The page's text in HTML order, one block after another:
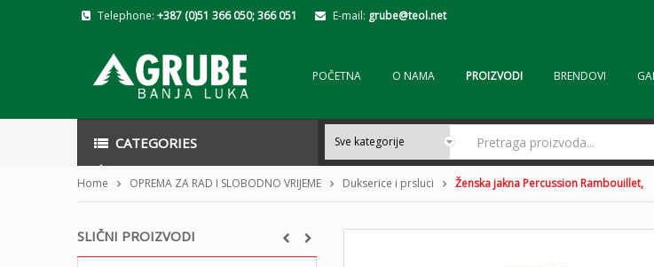
Telephone: +387 (0)51 366 050; 366 051 E-mail: grube@teol.net
POČETNA O NAMA PROIZVODI BRENDOVI
CATEGORIES
Home OPREMA ZA RAD I SLOBODNO VRIJEME Dukserice i prsluci Ženska jakna Percussion Rambouillet,
SLIČNI PROIZVODI